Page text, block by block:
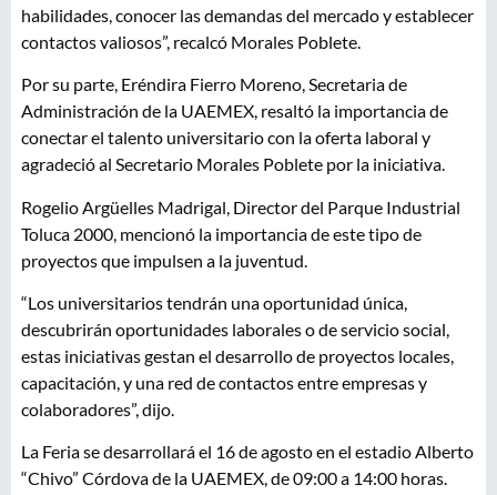
habilidades, conocer las demandas del mercado y establecer
contactos valiosos”, recalcó Morales Poblete.
Por su parte, Eréndira Fierro Moreno, Secretaria de
Administración de la UAEMEX, resaltó la importancia de
conectar el talento universitario con la oferta laboral y
agradeció al Secretario Morales Poblete por la iniciativa.
Rogelio Argüelles Madrigal, Director del Parque Industrial
Toluca 2000, mencionó la importancia de este tipo de
proyectos que impulsen a la juventud.
“Los universitarios tendrán una oportunidad única,
descubrirán oportunidades laborales o de servicio social,
estas iniciativas gestan el desarrollo de proyectos locales,
capacitación, y una red de contactos entre empresas y
colaboradores”, dijo.
La Feria se desarrollará el 16 de agosto en el estadio Alberto
“Chivo” Córdova de la UAEMEX, de 09:00 a 14:00 horas.